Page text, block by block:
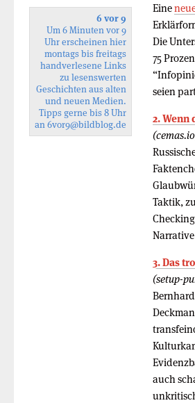
Eine
Die
75
seien
2. Wenn
Taktik,
3. Das
(setup-
auch
6 vor 9
Um 6 Minuten vor 9
Uhr erscheinen hier
montags bis freitags
handverlesene Links
zu lesenswerten
Geschichten aus alten
und neuen Medien.
Tipps gerne bis 8 Uhr
an6vor9@bildblog.de